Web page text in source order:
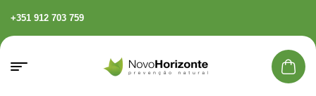
+351 912 703 759